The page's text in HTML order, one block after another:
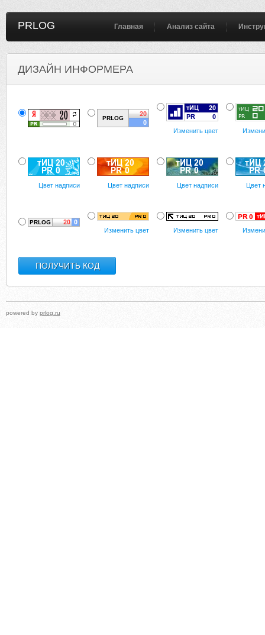
PRLOG Главная Анализ сайта
ДИЗАЙН ИНФОРМЕРА
Изменить цвет
Цвет надписи Цвет надписи Цвет надписи Цвет
Изменить цвет Изменить цвет
powered by prlog.ru